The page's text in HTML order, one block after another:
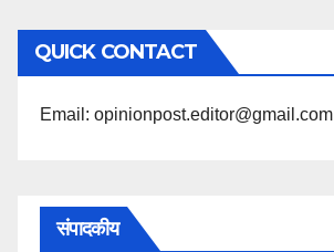
अनुसार
पढ़ें
QUICK CONTACT
Email: opinionpost.editor@gmail.com
संपादकीय